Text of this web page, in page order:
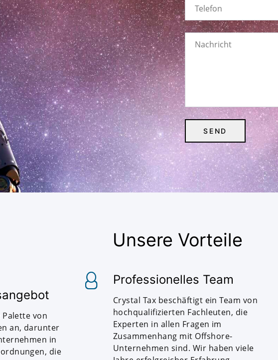
Unsere Vorteile
von
an, darunter
in
die
Professionelles Team
Crystal Tax beschäftigt ein Team von
hochqualifizierten Fachleuten, die
Experten in allen Fragen im
Zusammenhang mit Offshore-
Unternehmen sind. Wir haben viele